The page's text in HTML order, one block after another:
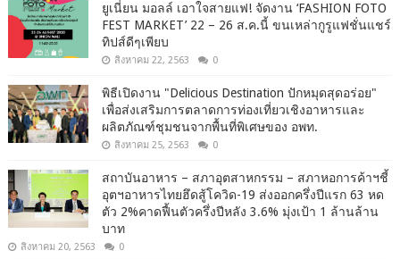
ยูเนี่ยน มอลล์ เอาใจสายแฟ! จัดงาน ‘FASHION FOTO
FEST MARKET’ 22 – 26 ส.ค.นี้ ขนเหล่ากูรูแฟชั่นแชร์
ทิปส์ดีๆเพียบ
สิงหาคม 22, 2563 0
พิธีเปิดงาน "Delicious Destination ปักหมุดสุดอร่อย"
เพื่อส่งเสริมการตลาดการท่องเที่ยวเชิงอาหารและ
ผลิตภัณฑ์ชุมชนจากพื้นที่พิเศษของ อพท.
สิงหาคม 25, 2563 0
สถาบันอาหาร – สภาอุตสาหกรรม – สภาหอการค้าฯชี้
อุตฯอาหารไทยฮึดสู้โควิด-19 ส่งออกครึ่งปีแรก 63 หด
ตัว 2%คาดฟื้นตัวครึ่งปีหลัง 3.6% มุ่งเป้า 1 ล้านล้าน
บาท
สิงหาคม 20, 2563 0